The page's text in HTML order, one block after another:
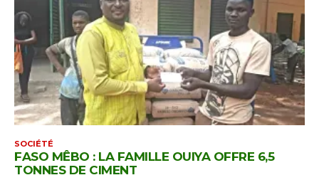
SOCIÉTÉ
FASO MÊBO : LA FAMILLE OUIYA OFFRE 6,5
TONNES DE CIMENT